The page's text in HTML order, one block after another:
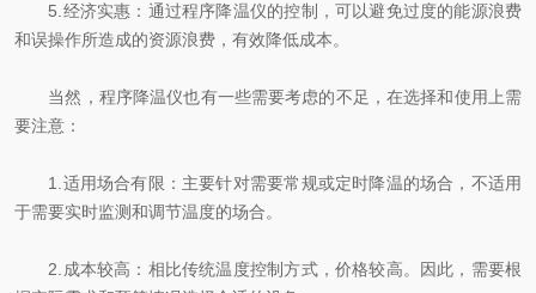
5.经济实惠：通过程序降温仪的控制，可以避免过度的能源浪费
和误操作所造成的资源浪费，有效降低成本。
当然，程序降温仪也有一些需要考虑的不足，在选择和使用上需
要注意：
1.适用场合有限：主要针对需要常规或定时降温的场合，不适用
于需要实时监测和调节温度的场合。
2.成本较高：相比传统温度控制方式，价格较高。因此，需要根